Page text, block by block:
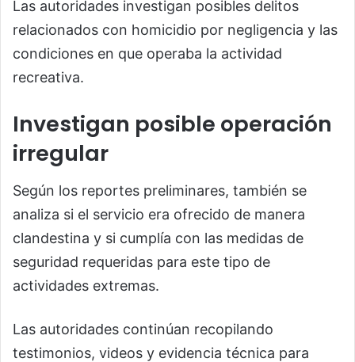
Las autoridades investigan posibles delitos
relacionados con homicidio por negligencia y las
condiciones en que operaba la actividad
recreativa.
Investigan posible operación
irregular
Según los reportes preliminares, también se
analiza si el servicio era ofrecido de manera
clandestina y si cumplía con las medidas de
seguridad requeridas para este tipo de
actividades extremas.
Las autoridades continúan recopilando
testimonios, videos y evidencia técnica para